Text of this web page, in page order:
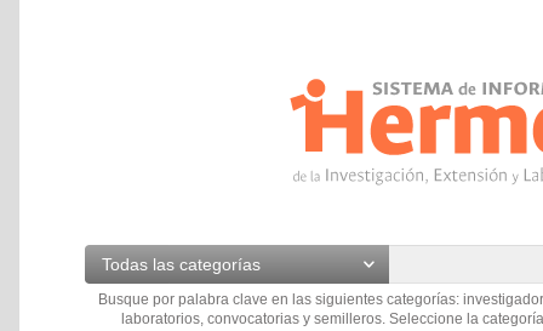
Todas las categorías
Busque por palabra clave en las siguientes categorías:
laboratorios, convocatorias y semilleros. Seleccione la